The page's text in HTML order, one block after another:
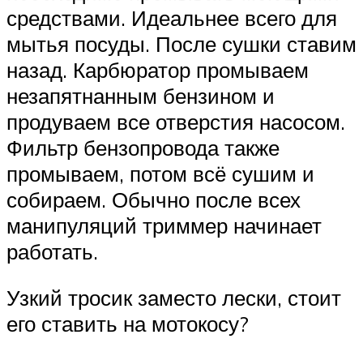
средствами. Идеальнее всего для
мытья посуды. После сушки ставим
назад. Карбюратор промываем
незапятнанным бензином и
продуваем все отверстия насосом.
Фильтр бензопровода также
промываем, потом всё сушим и
собираем. Обычно после всех
манипуляций триммер начинает
работать.
Узкий тросик заместо лески, стоит
его ставить на мотокосу?